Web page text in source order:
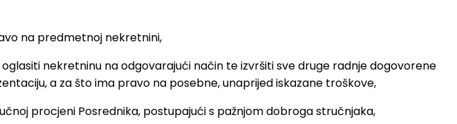
na predmetnoj nekretnini,
nekretninu na odgovarajući način te izvršiti sve druge radnje dogovorene
a za što ima pravo na posebne, unaprijed iskazane troškove,
procjeni Posrednika, postupajući s pažnjom dobroga stručnjaka,